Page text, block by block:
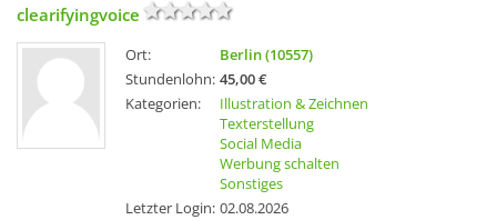
clearifyingvoice
Ort:
Berlin (10557)
Stundenlohn: 45,00 €
Kategorien:
Illustration & Zeichnen
Texterstellung
Social Media
Werbung schalten
Sonstiges
Letzter Login: 02.08.2026